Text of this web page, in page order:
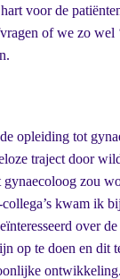
voor de
of we zo wel
opleiding tot
traject door
zou
kwam ik
over
op te doen en dit
ontwikkeling.